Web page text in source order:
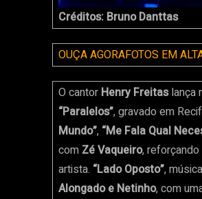
Créditos: Bruno Danttas
OUÇA AGORAFOTOS EM
O cantor Henry Freitaslança
“Paralelos”, gravado em
Mundo”, “Me Fala Qual
com Zé Vaqueiro,
artista. “Lado Oposto”,
Alongado e Netinho, com